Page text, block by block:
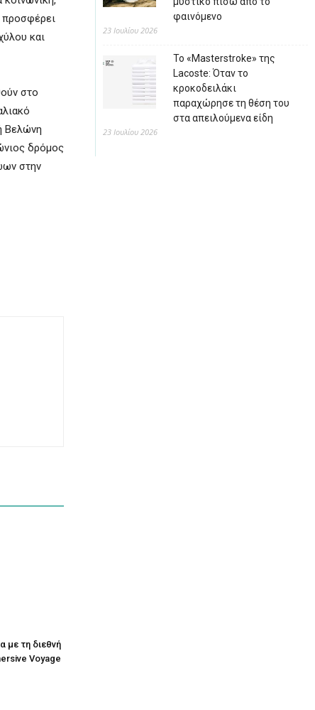
προσφέρει
και
στο
Βελώνη
δρόμος
στην
με τη διεθνή
Voyage
φαινόμενο
23 Ιουλίου 2026
Το «Masterstroke» της
Lacoste: Όταν το
κροκοδειλάκι
παραχώρησε τη θέση του
στα απειλούμενα είδη
23 Ιουλίου 2026